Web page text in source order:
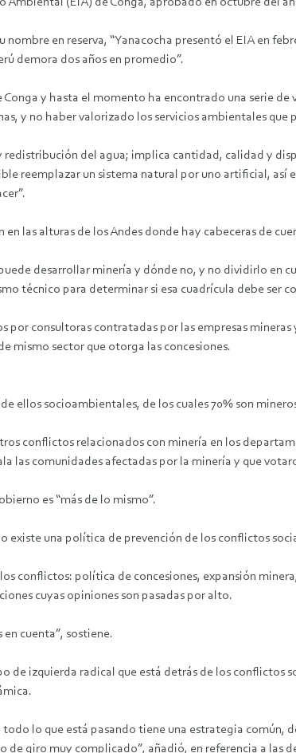
en reserva, “Yanacocha presentó el EIA en
demora dos años en promedio”.
y hasta el momento ha encontrado una serie
y no haber valorizado los servicios ambientales que
redistribución del agua; implica cantidad, calidad y
reemplazar un sistema natural por uno artificial, así
las alturas de los Andes donde hay cabeceras de
desarrollar minería y dónde no, y no dividirlo en
técnico para determinar si esa cuadrícula debe ser
por consultoras contratadas por las empresas
mismo sector que otorga las concesiones.
ellos socioambientales, de los cuales 70% son
conflictos relacionados con minería en los
las comunidades afectadas por la minería y que
es “más de lo mismo”.
una política de prevención de los conflictos
conflictos: política de concesiones, expansión
cuyas opiniones son pasadas por alto.
cuenta”, sostiene.
de izquierda radical que está detrás de los conflictos
lo que está pasando tiene una estrategia
de giro muy complicado”, añadió, en referencia a las